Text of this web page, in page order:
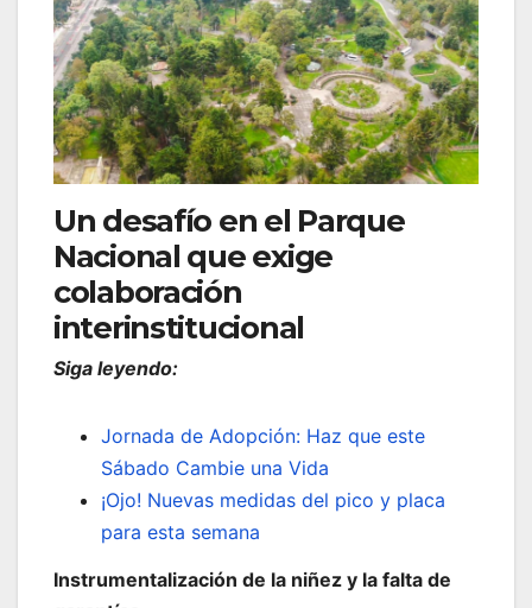
Un desafío en el Parque
Nacional que exige
colaboración
interinstitucional
Siga leyendo:
Jornada de Adopción: Haz que este
Sábado Cambie una Vida
¡Ojo! Nuevas medidas del pico y placa
para esta semana
Instrumentalización de la niñez y la falta de